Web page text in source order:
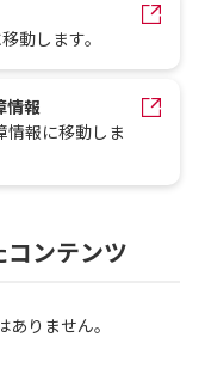
動します。
情報
報に移動しま
ンテンツ
りません。